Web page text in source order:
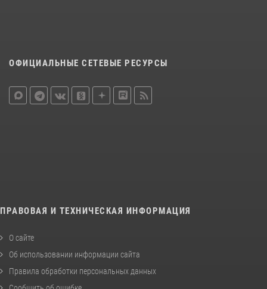
ОФИЦИАЛЬНЫЕ СЕТЕВЫЕ РЕСУРСЫ
ПРАВОВАЯ И ТЕХНИЧЕСКАЯ ИНФОРМАЦИЯ
О сайте
Об использовании информации сайта
Правила обработки персональных данных